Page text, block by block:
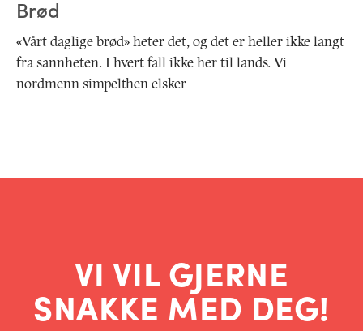
Brød
«Vårt daglige brød» heter det, og det er heller ikke langt
fra sannheten. I hvert fall ikke her til lands. Vi
nordmenn simpelthen elsker
VI VIL GJERNE
SNAKKE MED DEG!